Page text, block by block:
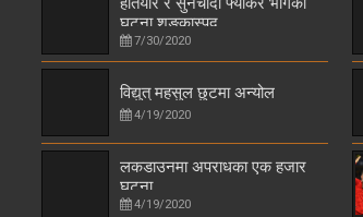
घटना शङ्कास्पद
7/30/2020
विद्युत् महसुल छुटमा अन्योल
4/19/2020
लकडाउनमा अपराधका एक हजार
घटना
4/19/2020